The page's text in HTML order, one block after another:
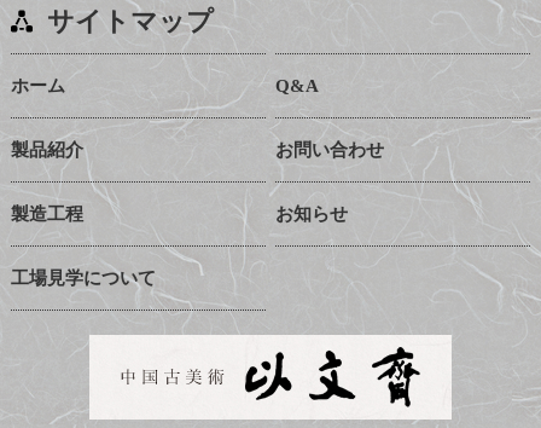
サイトマップ
ホーム
製品紹介
製造工程
工場見学について
Q&A
お問い合わせ
お知らせ